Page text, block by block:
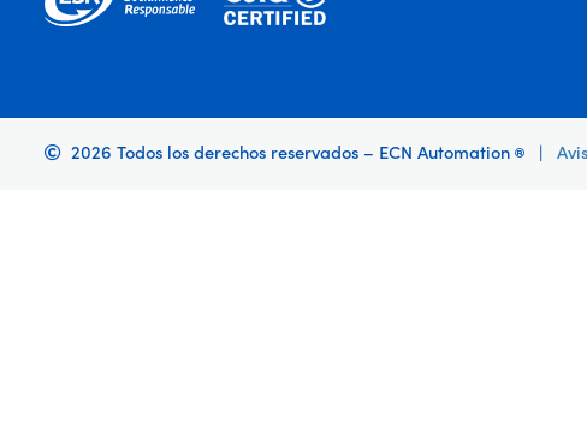
2026 Todos los derechos reservados – ECN Automation